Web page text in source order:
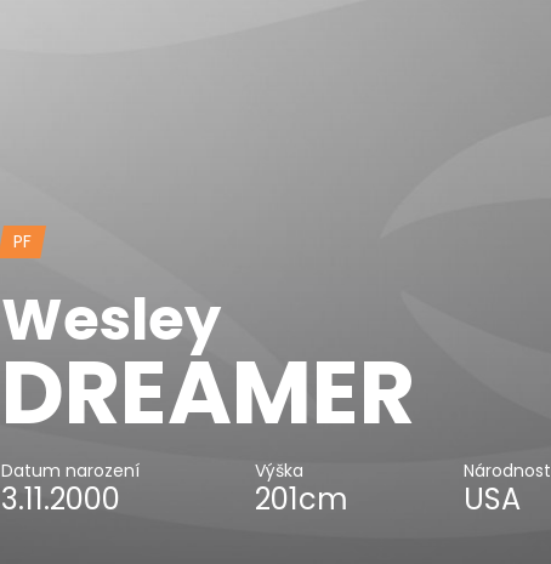
PF
Wesley
DREAMER
Datum narození
3.11.2000
Výška
201cm
Národnost
USA